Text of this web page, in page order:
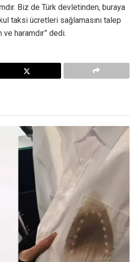
Biz de Türk devletinden, buraya
taksi ücretleri sağlamasını talep
haramdır” dedi.